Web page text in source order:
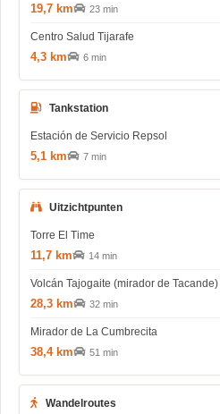
19,7 km 23 min
Centro Salud Tijarafe
4,3 km 6 min
Tankstation
Estación de Servicio Repsol
5,1 km 7 min
Uitzichtpunten
Torre El Time
11,7 km 14 min
Volcán Tajogaite (mirador de Tacande)
28,3 km 32 min
Mirador de La Cumbrecita
38,4 km 51 min
Wandelroutes